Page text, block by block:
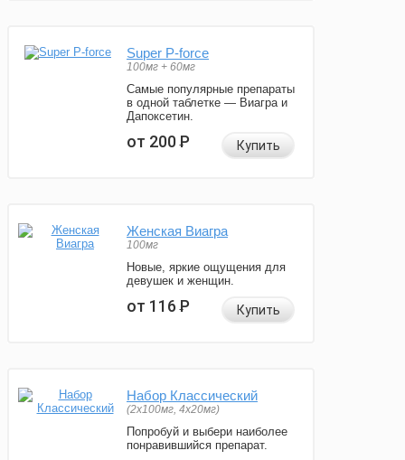
Super P-force
100мг + 60мг
Самые популярные препараты
в одной таблетке — Виагра и
Дапоксетин.
от 200Р Купить
Женская Виагра
100мг
Новые, яркие ощущения для
девушек и женщин.
от 116Р Купить
Набор Классический
(2x100мг, 4x20мг)
Попробуй и выбери наиболее
понравившийся препарат.